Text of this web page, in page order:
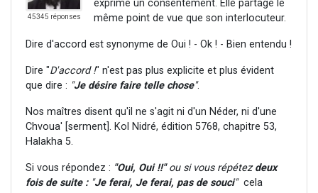
45345 réponses
exprime un consentement. Elle partage le
même point de vue que son interlocuteur.
Dire d'accord est synonyme de Oui ! - Ok ! - Bien entendu !
Dire "D'accord !" n'est pas plus explicite et plus évident
que dire : "Je désire faire telle chose".
Nos maîtres disent qu'il ne s'agit ni d'un Néder, ni d'une
Chvoua' [serment]. Kol Nidré, édition 5768, chapitre 53,
Halakha 5.
Si vous répondez : "Oui, Oui !!"ou si vous répétezdeux
fois de suite :"Je ferai, Je ferai, pas de souci" cela